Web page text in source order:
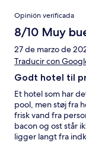
Opiniones
Opinión verificada
8/10 Muy
27 de marzo de
Traducir con
Godt hotel til
Et hotel som har
pool, men støj fra
frisk vand fra
bacon og ost står
ligger langt fra